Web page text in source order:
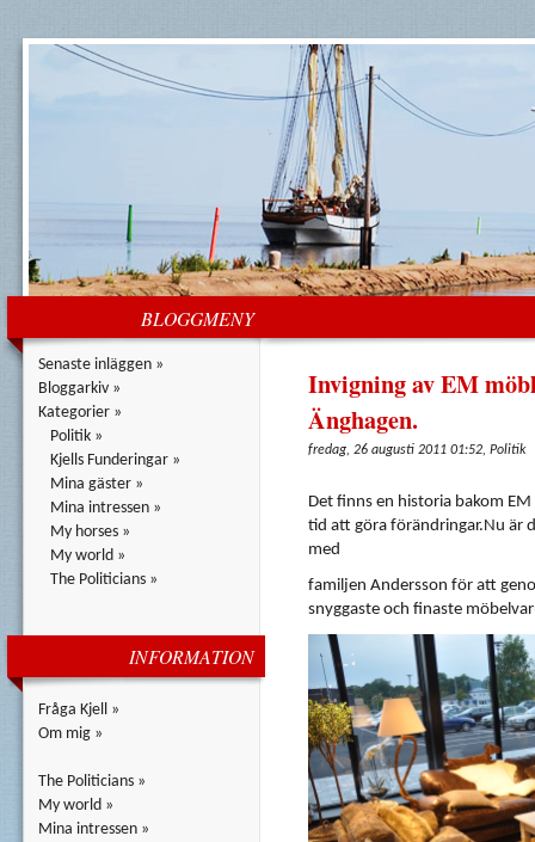
BLOGGMENY
Senaste inläggen »
Bloggarkiv »
Kategorier »
Politik »
Kjells Funderingar »
Mina gäster »
Mina intressen »
My horses »
My world »
The Politicians »
INFORMATION
Fråga Kjell »
Om mig »
The Politicians »
My world »
Mina intressen »
Invigning av EM
Änghagen.
fredag, 26 augusti 2011 01:52, Politik
Det finns en historia bakom EM
tid att göra förändringar.Nu är
med
familjen Andersson för att
snyggaste och finaste